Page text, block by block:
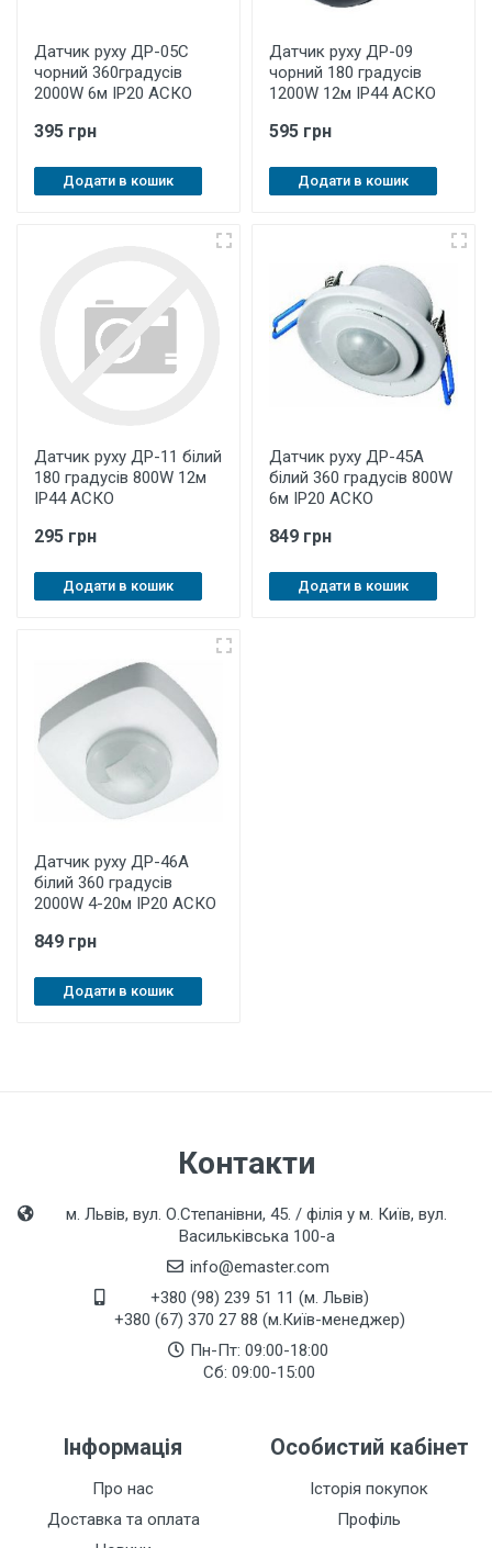
Датчик руху ДР-05С
чорний 360градусів
2000W 6м ІР20 АСКО
395 грн
Додати в кошик
Датчик руху ДР-09
чорний 180 градусів
1200W 12м ІР44 АСКО
595 грн
Додати в кошик
Датчик руху ДР-11 білий
180 градусів 800W 12м
ІР44 АСКО
295 грн
Додати в кошик
Датчик руху ДР-45A
білий 360 градусів 800W
6м ІР20 АСКО
849 грн
Додати в кошик
Датчик руху ДР-46A
білий 360 градусів
2000W 4-20м ІР20 АСКО
849 грн
Додати в кошик
Контакти
м. Львів, вул. О.Степанівни, 45. / філія у м. Київ, вул.
Васильківська 100-а
info@emaster.com
+380 (98) 239 51 11 (м. Львів)
+380 (67) 370 27 88 (м.Київ-менеджер)
Пн-Пт: 09:00-18:00
Сб: 09:00-15:00
Інформація
Про нас
Доставка та оплата
Особистий кабінет
Історія покупок
Профіль